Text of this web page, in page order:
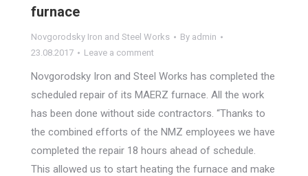
furnace
Novgorodsky Iron and Steel Works By admin
23.08.2017
Leave a comment
Novgorodsky Iron and Steel Works has completed the
scheduled repair of its MAERZ furnace. All the work
has been done without side contractors. “Thanks to
the combined efforts of the NMZ employees we have
completed the repair 18 hours ahead of schedule.
This allowed us to start heating the furnace and make